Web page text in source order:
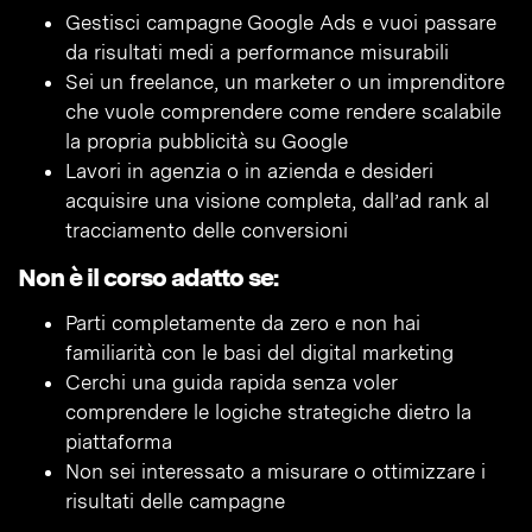
Gestisci campagne Google Ads e vuoi passare
da risultati medi a performance misurabili
Sei un freelance, un marketer o un imprenditore
che vuole comprendere come rendere scalabile
la propria pubblicità su Google
Lavori in agenzia o in azienda e desideri
acquisire una visione completa, dall’ad rank al
tracciamento delle conversioni
Non è il corso adatto se:
Parti completamente da zero e non hai
familiarità con le basi del digital marketing
Cerchi una guida rapida senza voler
comprendere le logiche strategiche dietro la
piattaforma
Non sei interessato a misurare o ottimizzare i
risultati delle campagne